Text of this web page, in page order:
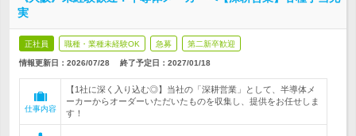
実
正社員 職種・業種未経験OK 急募 第二新卒歓迎
情報更新日：2026/07/28 終了予定日： 2027/01/18
仕事内容
【1社に深く入り込む◎】当社の「深耕営業」として、半導体メ
ーカーからオーダーいただいたものを収集し、提供をお任せしま
す！